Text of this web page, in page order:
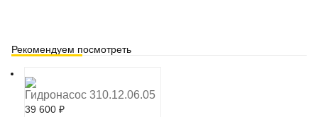
Рекомендуем посмотреть
Гидронасос 310.12.06.05
39 600 ₽